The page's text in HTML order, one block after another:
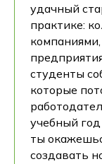
удачный
практике:
студенты
которые
учебный
ты
создавать